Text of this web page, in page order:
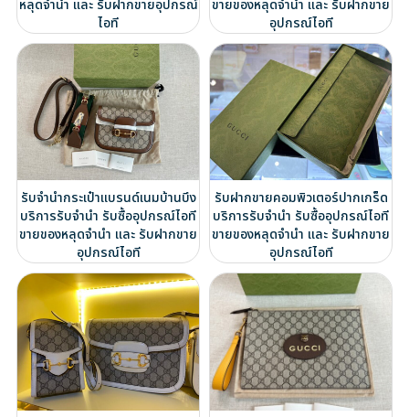
หลุดจำนำ และ รับฝากขายอุปกรณ์
ไอที
ขายของหลุดจำนำ และ รับฝากขาย
อุปกรณ์ไอที
รับจำนำกระเป๋าแบรนด์เนมบ้านบึง
บริการรับจำนำ รับซื้ออุปกรณ์ไอที
ขายของหลุดจำนำ และ รับฝากขาย
อุปกรณ์ไอที
รับฝากขายคอมพิวเตอร์ปากเกร็ด
บริการรับจำนำ รับซื้ออุปกรณ์ไอที
ขายของหลุดจำนำ และ รับฝากขาย
อุปกรณ์ไอที